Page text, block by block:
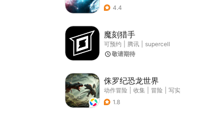
4.4
魔刻猎手
可预约 腾讯
supercell
敬请期待
侏罗纪恐龙世界
动作冒险 收集 冒险
写实
1.8